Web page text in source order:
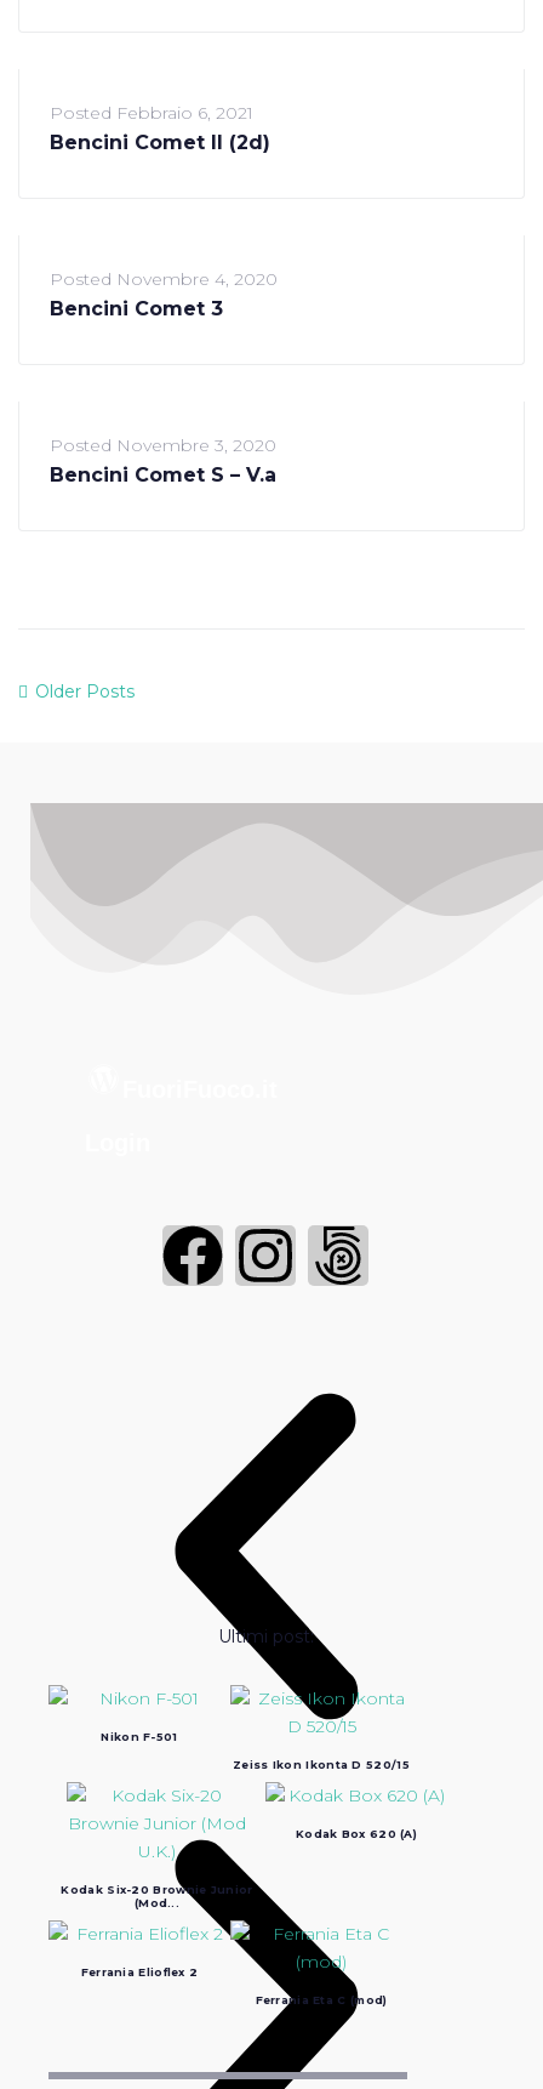
Posted Febbraio 6, 2021
Bencini Comet II (2d)
Posted Novembre 4, 2020
Bencini Comet 3
Posted Novembre 3, 2020
Bencini Comet S – V.a
Older Posts
Ultimi post:
Nikon F-501
Zeiss Ikon Ikonta D 520/15
Kodak Six-20 Brownie Junior
(Mod...
Kodak Box 620 (A)
Ferrania Elioflex 2
Ferrania Eta C (mod)